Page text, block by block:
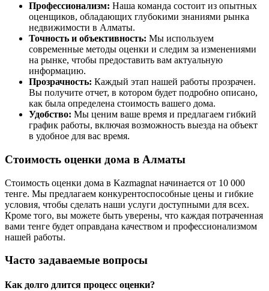
Профессионализм: Наша команда состоит из опытных
оценщиков, обладающих глубокими знаниями рынка
недвижимости в Алматы.
Точность и объективность: Мы используем
современные методы оценки и следим за изменениями
на рынке, чтобы предоставить вам актуальную
информацию.
Прозрачность: Каждый этап нашей работы прозрачен.
Вы получите отчет, в котором будет подробно описано,
как была определена стоимость вашего дома.
Удобство: Мы ценим ваше время и предлагаем гибкий
график работы, включая возможность выезда на объект
в удобное для вас время.
Стоимость оценки дома в Алматы
Стоимость оценки дома в Kazmagnat начинается от 10 000
тенге. Мы предлагаем конкурентоспособные цены и гибкие
условия, чтобы сделать наши услуги доступными для всех.
Кроме того, вы можете быть уверены, что каждая потраченная
вами тенге будет оправдана качеством и профессионализмом
нашей работы.
Часто задаваемые вопросы
Как долго длится процесс оценки?